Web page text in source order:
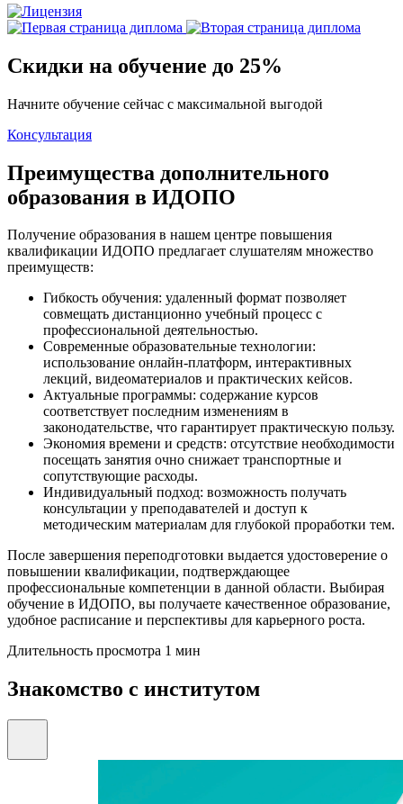
Скидки на обучение до 25%
Начните обучение сейчас с максимальной выгодой
Консультация
Преимущества дополнительного
образования в ИДОПО
Получение образования в нашем центре повышения
квалификации ИДОПО предлагает слушателям множество
преимуществ:
Гибкость обучения: удаленный формат позволяет
совмещать дистанционно учебный процесс с
профессиональной деятельностью.
Современные образовательные технологии:
использование онлайн-платформ, интерактивных
лекций, видеоматериалов и практических кейсов.
Актуальные программы: содержание курсов
соответствует последним изменениям в
законодательстве, что гарантирует практическую пользу.
Экономия времени и средств: отсутствие необходимости
посещать занятия очно снижает транспортные и
сопутствующие расходы.
Индивидуальный подход: возможность получать
консультации у преподавателей и доступ к
методическим материалам для глубокой проработки тем.
После завершения переподготовки выдается удостоверение о
повышении квалификации, подтверждающее
профессиональные компетенции в данной области. Выбирая
обучение в ИДОПО, вы получаете качественное образование,
удобное расписание и перспективы для карьерного роста.
Длительность просмотра 1 мин
Знакомство с институтом